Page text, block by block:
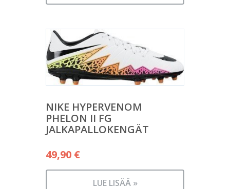
NIKE HYPERVENOM
PHELON II FG
JALKAPALLOKENGÄT
49,90 €
LUE LISÄÄ »